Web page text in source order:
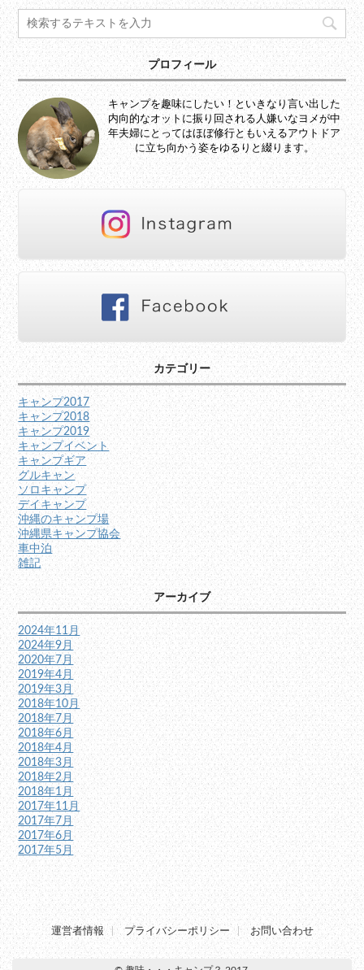
プロフィール
キャンプを趣味にしたい！といきなり言い出した
内向的なオットに振り回される人嫌いなヨメが中
年夫婦にとってはほぼ修行ともいえるアウトドア
に立ち向かう姿をゆるりと綴ります。
カテゴリー
キャンプ2017
キャンプ2018
キャンプ2019
キャンプイベント
キャンプギア
グルキャン
ソロキャンプ
デイキャンプ
沖縄のキャンプ場
沖縄県キャンプ協会
車中泊
雑記
アーカイブ
2024年11月
2024年9月
2020年7月
2019年4月
2019年3月
2018年10月
2018年7月
2018年6月
2018年4月
2018年3月
2018年2月
2018年1月
2017年11月
2017年7月
2017年6月
2017年5月
運営者情報 プライバシーポリシー お問い合わせ